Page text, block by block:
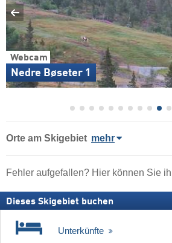
Webcam
Nedre Bøseter 1
Orte am Skigebiet mehr
Fehler aufgefallen? Hier können Sie
Dieses Skigebiet buchen
Unterkünfte